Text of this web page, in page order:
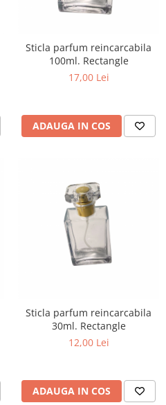
Sticla parfum reincarcabila
100ml. Rectangle
17,00 Lei
ADAUGA IN COS
Sticla parfum reincarcabila
30ml. Rectangle
12,00 Lei
ADAUGA IN COS